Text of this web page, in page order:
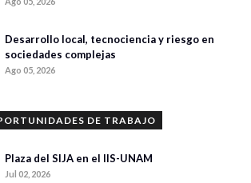
Desarrollo local, tecnociencia y riesgo en
sociedades complejas
Ago 05, 2026
DE TRABAJO
Plaza del SIJA en el IIS-UNAM
Jul 02, 2026